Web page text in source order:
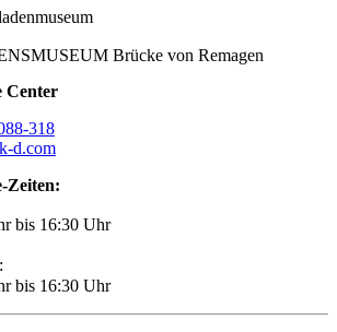
Brücke von Remagen
Center
318
d.com
Zeiten:
bis 16:30 Uhr
bis 16:30 Uhr